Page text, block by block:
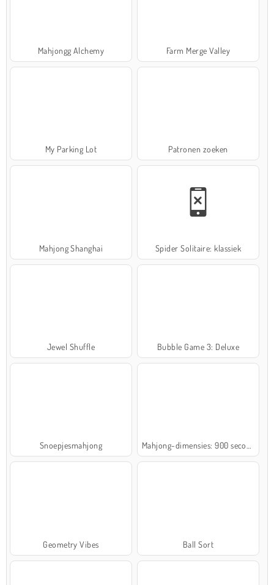
Mahjongg Alchemy Farm Merge Valley
My Parking Lot Patronen zoeken
Mahjong Shanghai Spider Solitaire: klassiek
Jewel Shuffle Bubble Game 3: Deluxe
Snoepjesmahjong
Geometry Vibes Ball Sort